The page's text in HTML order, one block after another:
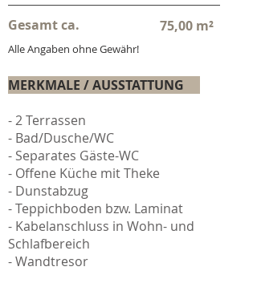
Gesamt ca.
75,00 m²
Alle Angaben ohne Gewähr!
MERKMALE / AUSSTATTUNG
- 2 Terrassen
- Bad/Dusche/WC
- Separates Gäste-WC
- Offene Küche mit Theke
- Dunstabzug
- Teppichboden bzw. Laminat
- Kabelanschluss in Wohn- und
Schlafbereich
- Wandtresor